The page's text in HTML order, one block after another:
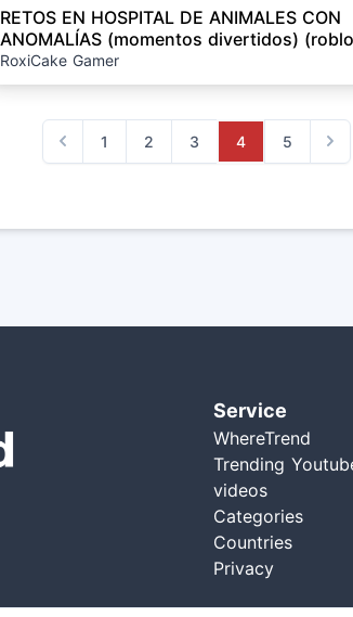
RETOS EN HOSPITAL DE ANIMALES CON
ANOMALÍAS (momentos divertidos)
RoxiCake Gamer
Previous
1 2 3 4 5
Next
Service
WhereTrend
Trending
videos
Categories
Countries
Privacy